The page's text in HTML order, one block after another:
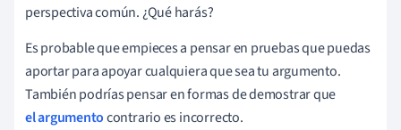
perspectiva común. ¿Qué harás?
Es probable que empieces a pensar en pruebas que puedas
aportar para apoyar cualquiera que sea tu argumento.
También podrías pensar en formas de demostrar que
el argumentocontrario es incorrecto.